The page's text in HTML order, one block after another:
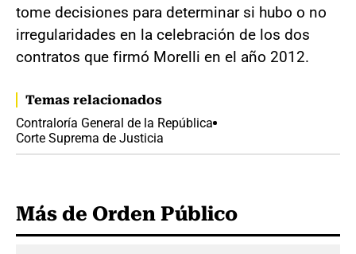
tome decisiones para determinar si hubo o no
irregularidades en la celebración de los dos
contratos que firmó Morelli en el año 2012.
Temas relacionados
Contraloría General de la República
Corte Suprema de Justicia
Más de Orden Público